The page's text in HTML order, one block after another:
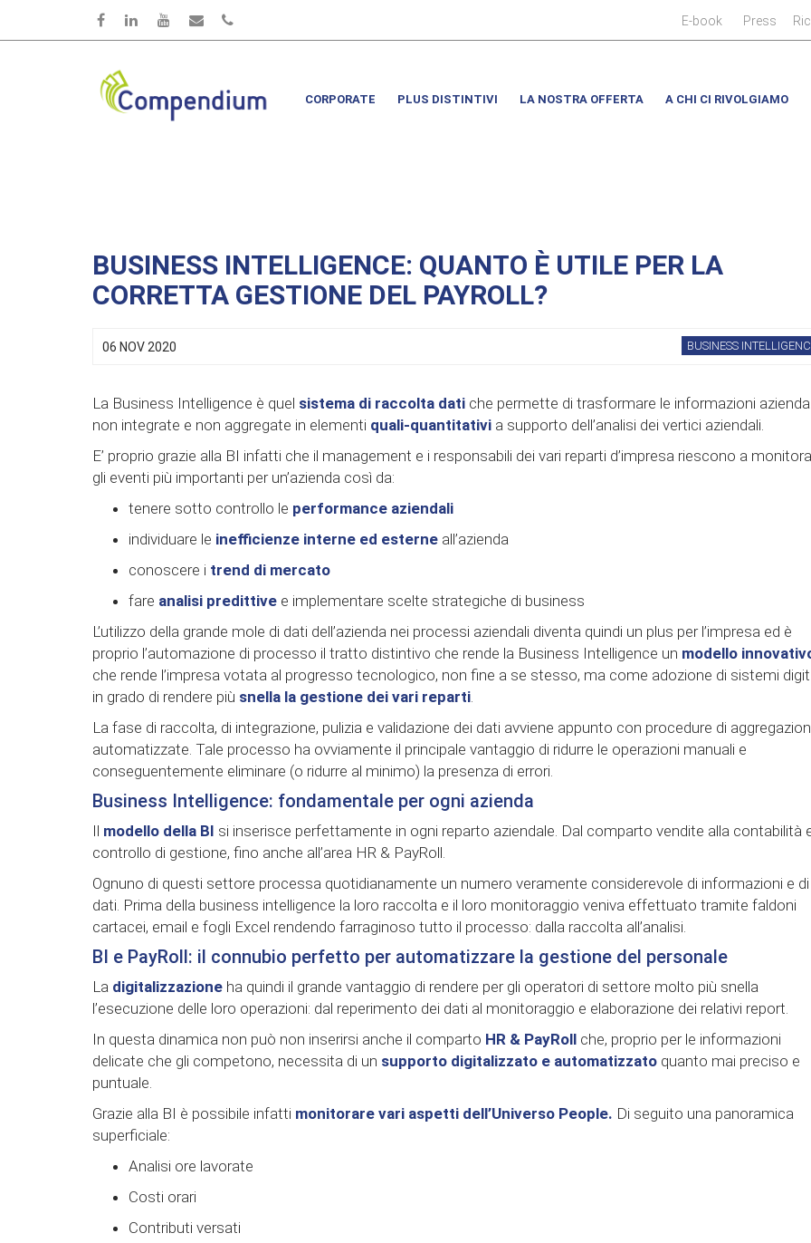
E-book
Press
CORPORATE PLUS DISTINTIVI LA NOSTRA OFFERTA A CHI CI RIVOLGIAMO
BUSINESS INTELLIGENCE: QUANTO È UTILE PER LA
CORRETTA GESTIONE DEL PAYROLL?
06 NOV 2020 BUSINESS
La Business Intelligence è quel sistema di raccolta dati che permette di trasformare le informazioni
non integrate e non aggregate in elementi quali-quantitativi a supporto dell’analisi dei vertici aziendali.
E’ proprio grazie alla BI infatti che il management e i responsabili dei vari reparti d’impresa riescono a
gli eventi più importanti per un’azienda così da:
tenere sotto controllo le performance aziendali
individuare le inefficienze interne ed esterne all’azienda
conoscere i trend di mercato
fare analisi predittive e implementare scelte strategiche di business
L’utilizzo della grande mole di dati dell’azienda nei processi aziendali diventa quindi un plus per l’impresa ed è
proprio l’automazione di processo il tratto distintivo che rende la Business Intelligence un modello
che rende l’impresa votata al progresso tecnologico, non fine a se stesso, ma come adozione di sistemi
in grado di rendere più snella la gestione dei vari reparti.
La fase di raccolta, di integrazione, pulizia e validazione dei dati avviene appunto con procedure di
automatizzate. Tale processo ha ovviamente il principale vantaggio di ridurre le operazioni manuali e
conseguentemente eliminare (o ridurre al minimo) la presenza di errori.
Business Intelligence: fondamentale per ogni azienda
Il modello della BI si inserisce perfettamente in ogni reparto aziendale. Dal comparto vendite alla contabilità
controllo di gestione, fino anche all’area HR & PayRoll.
Ognuno di questi settore processa quotidianamente un numero veramente considerevole di informazioni e di
dati. Prima della business intelligence la loro raccolta e il loro monitoraggio veniva effettuato tramite faldoni
cartacei, email e fogli Excel rendendo farraginoso tutto il processo: dalla raccolta all’analisi.
BI e PayRoll: il connubio perfetto per automatizzare la gestione del personale
La digitalizzazione ha quindi il grande vantaggio di rendere per gli operatori di settore molto più snella
l’esecuzione delle loro operazioni: dal reperimento dei dati al monitoraggio e elaborazione dei relativi report.
In questa dinamica non può non inserirsi anche il comparto HR & PayRoll che, proprio per le informazioni
delicate che gli competono, necessita di un supporto digitalizzato e automatizzato quanto mai preciso e
puntuale.
Grazie alla BI è possibile infatti monitorare vari aspetti dell’Universo People. Di seguito una panoramica
superficiale:
Analisi ore lavorate
Costi orari
Contributi versati